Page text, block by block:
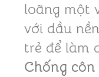
loãng một
với dầu
trẻ để làm
Chống